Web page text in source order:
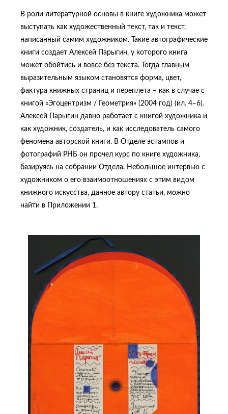
В роли литературной основы в книге художника может
выступать как художественный текст, так и текст,
написанный самим художником. Такие автографические
книги создает Алексей Парыгин, у которого книга
может обойтись и вовсе без текста. Тогда главным
выразительным языком становятся форма, цвет,
фактура книжных страниц и переплета ‒ как в случае с
книгой «Эгоцентризм / Геометрия» (2004 год) (ил. 4‒6).
Алексей Парыгин давно работает с книгой художника и
как художник, создатель, и как исследователь самого
феномена авторской книги. В Отделе эстампов и
фотографий РНБ он прочел курс по книге художника,
базируясь на собрании Отдела. Небольшое интервью с
художником о его взаимоотношениях с этим видом
книжного искусства, данное автору статьи, можно
найти в Приложении 1.